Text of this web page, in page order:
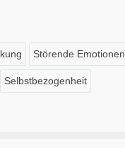
Störende Emotionen
Selbstbezogenheit